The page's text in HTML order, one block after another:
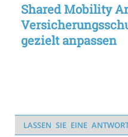
Shared Mobility
gezielt anpassen
LASSEN SIE EINE